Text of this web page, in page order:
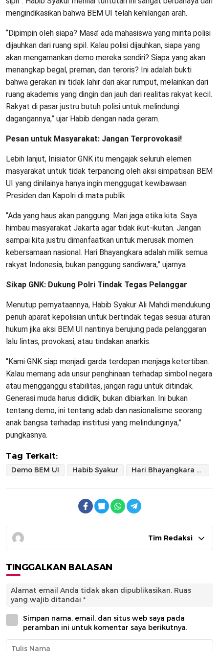
mengindikasikan bahwa BEM UI telah kehilangan arah.
“Dipimpin oleh siapa? Masa’ ada mahasiswa yang minta polisi
dijauhkan dari ruang sipil. Kalau polisi dijauhkan, siapa yang
akan mengamankan demo mereka sendiri? Siapa yang akan
menangkap begal, preman, dan teroris? Ini adalah bukti
bahwa gerakan ini tidak lahir dari akar rumput, melainkan dari
ruang akademis yang dingin dan jauh dari realitas rakyat kecil.
Rakyat di pasar justru butuh polisi untuk melindungi
dagangannya,” ujar Habib dengan nada geram.
Pesan untuk Masyarakat: Jangan Terprovokasi!
Lebih lanjut, Inisiator GNK itu mengajak seluruh elemen
masyarakat untuk tidak terpancing oleh aksi simpatisan BEM
UI yang dinilainya hanya ingin menggugat kewibawaan
Presiden dan Kapolri di mata publik.
“Ada yang haus akan panggung. Mari jaga etika kita. Saya
himbau masyarakat Jakarta agar tidak ikut-ikutan. Jangan
sampai kita justru dimanfaatkan untuk merusak momen
kebersamaan nasional. Hari Bhayangkara adalah milik semua
rakyat Indonesia, bukan panggung sandiwara,” ujarnya.
Sikap GNK: Dukung Polri Tindak Tegas Pelanggar
Menutup pernyataannya, Habib Syakur Ali Mahdi mendukung
penuh aparat kepolisian untuk bertindak tegas sesuai aturan
hukum jika aksi BEM UI nantinya berujung pada pelanggaran
lalu lintas, provokasi, atau tindakan anarkis.
“Kami GNK siap menjadi garda terdepan menjaga ketertiban.
Kalau memang ada unsur penghinaan terhadap simbol negara
atau mengganggu stabilitas, jangan ragu untuk ditindak.
Generasi muda harus dididik, bukan dibiarkan. Ini bukan
tentang demo, ini tentang adab dan nasionalisme seorang
anak bangsa terhadap institusi yang melindunginya,”
pungkasnya.
Tag Terkait:
Demo BEM UI Habib Syakur Hari Bhayangkara ke 80
Tim Redaksi
TINGGALKAN BALASAN
Alamat email Anda tidak akan dipublikasikan. Ruas
yang wajib ditandai *
Simpan nama, email, dan situs web saya pada
peramban ini untuk komentar saya berikutnya.